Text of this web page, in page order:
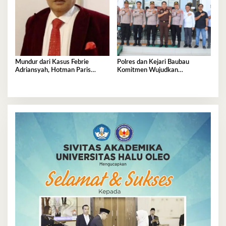
Mundur dari Kasus Febrie
Adriansyah, Hotman Paris
Polres dan Kejari Baubau
Komitmen Wujudkan